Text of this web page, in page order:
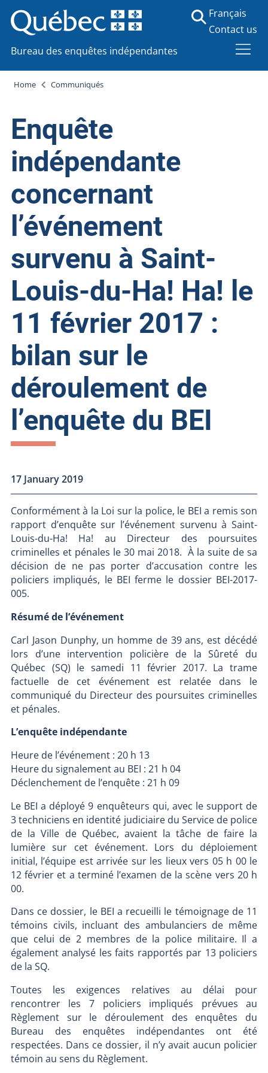
Bureau des enquêtes indépendantes
Français
Contact us
Home Communiqués
Enquête
indépendante
concernant
l’événement
survenu à Saint-
Louis-du-Ha! Ha! le
11 février 2017 :
bilan sur le
déroulement de
l’enquête du BEI
17 January 2019
Conformément à la Loi sur la police, le BEI a remis son
rapport d’enquête sur l’événement survenu à Saint-
Louis-du-Ha! Ha! au Directeur des poursuites
criminelles et pénales le 30 mai 2018. À la suite de sa
décision de ne pas porter d’accusation contre les
policiers impliqués, le BEI ferme le dossier BEI-2017-
005.
Résumé de l’événement
Carl Jason Dunphy, un homme de 39 ans, est décédé
lors d’une intervention policière de la Sûreté du
Québec (SQ) le samedi 11 février 2017. La trame
factuelle de cet événement est relatée dans le
communiqué du Directeur des poursuites criminelles
et pénales.
L’enquête indépendante
Heure de l’événement : 20 h 13
Heure du signalement au BEI : 21 h 04
Déclenchement de l’enquête : 21 h 09
Le BEI a déployé 9 enquêteurs qui, avec le support de
3 techniciens en identité judiciaire du Service de police
de la Ville de Québec, avaient la tâche de faire la
lumière sur cet événement. Lors du déploiement
initial, l’équipe est arrivée sur les lieux vers 05 h 00 le
12 février et a terminé l’examen de la scène vers 20 h
00.
Dans ce dossier, le BEI a recueilli le témoignage de 11
témoins civils, incluant des ambulanciers de même
que celui de 2 membres de la police militaire. Il a
également analysé les faits rapportés par 13 policiers
de la SQ.
Toutes les exigences relatives au délai pour
rencontrer les 7 policiers impliqués prévues au
Règlement sur le déroulement des enquêtes du
Bureau des enquêtes indépendantes ont été
respectées. Dans ce dossier, il n’y avait aucun policier
témoin au sens du Règlement.